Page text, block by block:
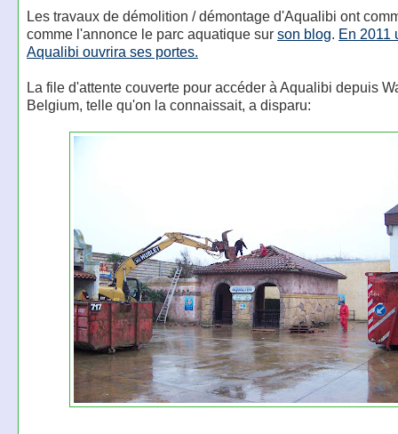
Les travaux de démolition / démontage d'Aqualibi ont
comme l'annonce le parc aquatique sur son blog. En 2011
Aqualibi ouvrira ses portes.
La file d'attente couverte pour accéder à Aqualibi depuis
Belgium, telle qu'on la connaissait, a disparu: